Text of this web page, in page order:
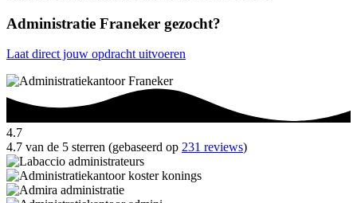
Administratie Franeker gezocht?
Laat direct jouw opdracht uitvoeren
4.7
4.7 van de 5 sterren (gebaseerd op 231 reviews)